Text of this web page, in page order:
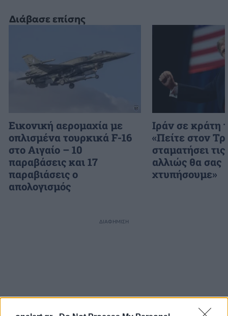
Διάβασε επίσης
Εικονική αερομαχία με
οπλισμένα τουρκικά F-16
στο Αιγαίο – 10
παραβάσεις και 17
παραβιάσεις ο
απολογισμός
Ιράν σε κράτη
«Πείτε στον
σταματήσει
αλλιώς θα σας
χτυπήσουμε»
ΔΙΑΦΗΜΙΣΗ